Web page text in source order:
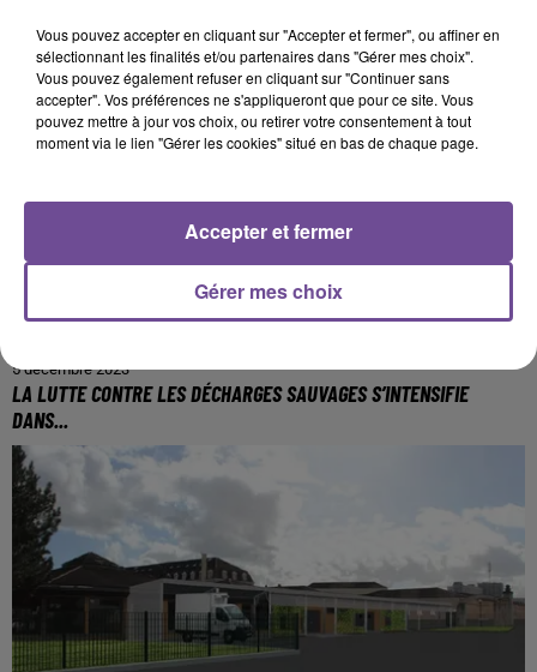
5 décembre 2023
LA LUTTE CONTRE LES DÉCHARGES SAUVAGES S’INTENSIFIE
DANS...
Vous pouvez accepter en cliquant sur "Accepter et fermer", ou affiner en
sélectionnant les finalités et/ou partenaires dans "Gérer mes choix".
Vous pouvez également refuser en cliquant sur "Continuer sans
accepter". Vos préférences ne s'appliqueront que pour ce site. Vous
pouvez mettre à jour vos choix, ou retirer votre consentement à tout
moment via le lien "Gérer les cookies" situé en bas de chaque page.
Gérer mes choix
Accepter et fermer